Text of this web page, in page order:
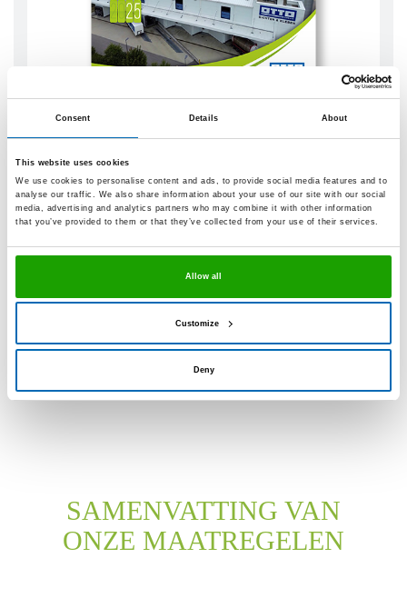
Consent Details About
This website uses cookies
We use cookies to personalise content and ads, to provide social media features and to
analyse our traffic. We also share information about your use of our site with our social
media, advertising and analytics partners who may combine it with other information
that you’ve provided to them or that they’ve collected from your use of their services.
Allow all
Customize
Deny
Terwijl de EcoVadis beoordeling onze
duurzaamheidsactiviteiten uitgebreid onderzoekt, geeft
ons duurzaamheidsverslageen dieper inzicht in de
jaarlijkse statusupdate presenteren we OTTO's
op een transparante, open en eerlijke manier.
SAMENVATTING VAN
ONZE MAATREGELEN